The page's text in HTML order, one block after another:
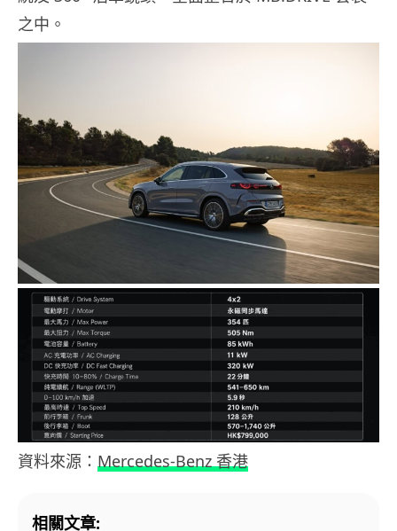
之中。
資料來源： Mercedes-Benz 香港
相關文章: